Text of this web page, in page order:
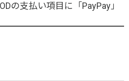
の支払い項目に「PayPay」